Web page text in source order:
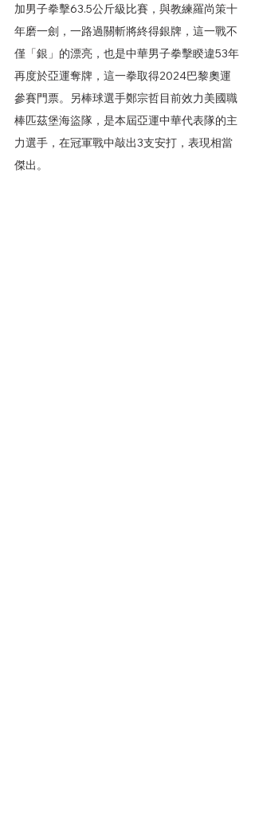
加男子拳擊63.5公斤級比賽，與教練羅尚策十
年磨一劍，一路過關斬將終得銀牌，這一戰不
僅「銀」的漂亮，也是中華男子拳擊睽違53年
再度於亞運奪牌，這一拳取得2024巴黎奧運
參賽門票。另棒球選手鄭宗哲目前效力美國職
棒匹茲堡海盜隊，是本屆亞運中華代表隊的主
力選手，在冠軍戰中敲出3支安打，表現相當
傑出。